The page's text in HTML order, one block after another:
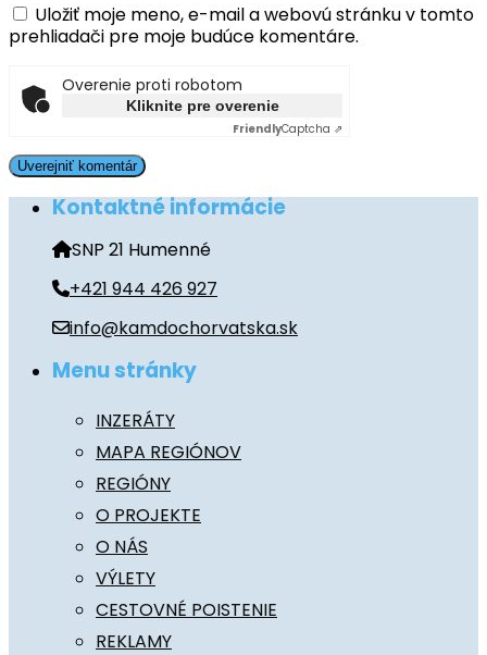
Uložiť moje meno, e-mail a webovú stránku v tomto
prehliadači pre moje budúce komentáre.
Overenie proti robotom
Kliknite pre overenie
FriendlyCaptcha ⇗
Kontaktné informácie
SNP 21 Humenné
+421 944 426 927
info@kamdochorvatska.sk
Menu stránky
INZERÁTY
MAPA REGIÓNOV
REGIÓNY
O PROJEKTE
O NÁS
VÝLETY
CESTOVNÉ POISTENIE
REKLAMY